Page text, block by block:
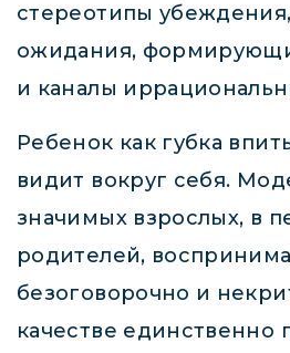
стереотипы
ожидания,
и каналы
Ребенок как губка
видит вокруг себя.
значимых взрослых, в
родителей,
безоговорочно и
качестве единственно